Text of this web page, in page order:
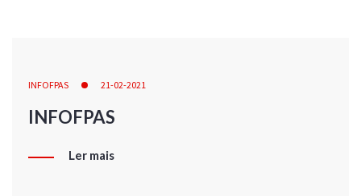
INFOFPAS 21-02-2021
INFOFPAS
Ler mais